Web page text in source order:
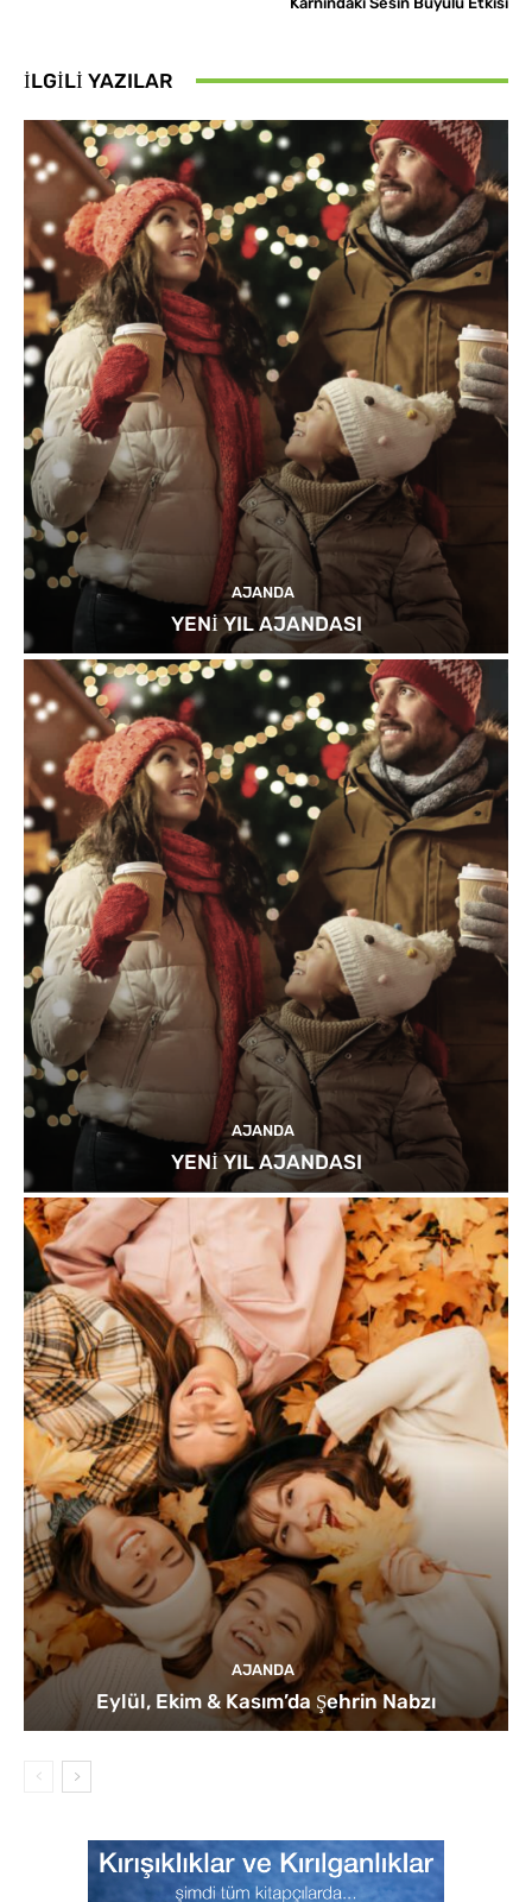
İLGILI YAZILAR
AJANDA
YENİ YIL AJANDASI
AJANDA
YENİ YIL AJANDASI
AJANDA
Eylül, Ekim & Kasım’da Şehrin Nabzı